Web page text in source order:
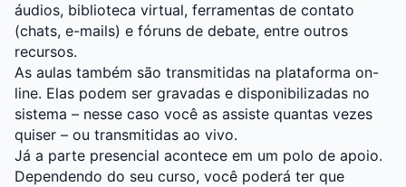
áudios, biblioteca virtual, ferramentas de contato
(chats, e-mails) e fóruns de debate, entre outros
recursos.
As aulas também são transmitidas na plataforma on-
line. Elas podem ser gravadas e disponibilizadas no
sistema – nesse caso você as assiste quantas vezes
quiser – ou transmitidas ao vivo.
Já a parte presencial acontece em um polo de apoio.
Dependendo do seu curso, você poderá ter que